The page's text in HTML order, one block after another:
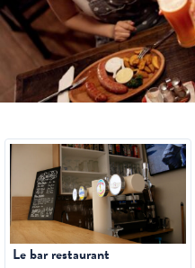
Le bar restaurant